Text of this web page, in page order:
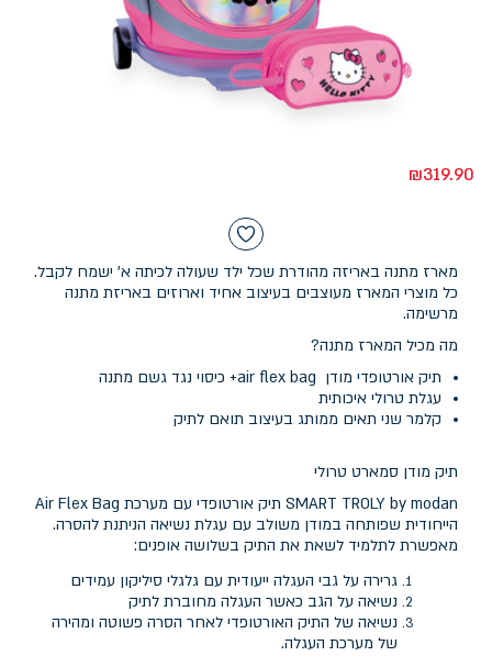
₪319.90
מארז מתנה באריזה מהודרת שכל ילד שעולה לכיתה א' ישמח לקבל.
כל מוצרי המארז מעוצבים בעיצוב אחיד וארוזים באריזת מתנה
מרשימה.
מה מכיל המארז מתנה?
תיק אורטופדי מודן air flex bag+ כיסוי נגד גשם מתנה
עגלת טרולי איכותית
קלמר שני תאים ממותג בעיצוב תואם לתיק
תיק מודן סמארט טרולי
SMART TROLY by modan תיק אורטופדי עם מערכת Air Flex Bag
הייחודית שפותחה במודן משולב עם עגלת נשיאה הניתנת להסרה.
מאפשרת לתלמיד לשאת את התיק בשלושה אופנים:
גרירה על גבי העגלה ייעודית עם גלגלי סיליקון עמידים
נשיאה על הגב כאשר העגלה מחוברת לתיק
נשיאה של התיק האורטופדי לאחר הסרה פשוטה ומהירה
של מערכת העגלה.